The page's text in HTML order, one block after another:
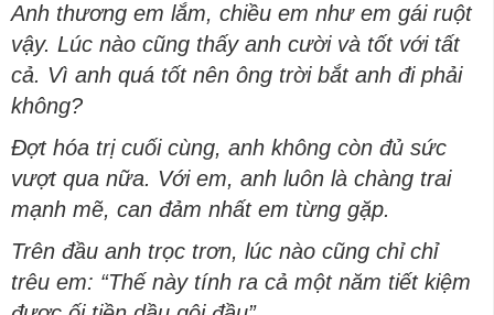
Anh thương em lắm, chiều em như em gái ruột
vậy. Lúc nào cũng thấy anh cười và tốt với tất
cả. Vì anh quá tốt nên ông trời bắt anh đi phải
không?
Đợt hóa trị cuối cùng, anh không còn đủ sức
vượt qua nữa. Với em, anh luôn là chàng trai
mạnh mẽ, can đảm nhất em từng gặp.
Trên đầu anh trọc trơn, lúc nào cũng chỉ chỉ
trêu em: “Thế này tính ra cả một năm tiết kiệm